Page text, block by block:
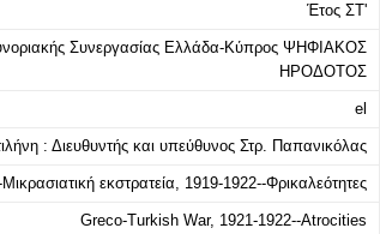
Έτος ΣΤ'
Συνεργασίας Ελλάδα-Κύπρος ΨΗΦΙΑΚΟΣ
ΗΡΟΔΟΤΟΣ
el
: Διευθυντής και υπεύθυνος Στρ. Παπανικόλας
εκστρατεία, 1919-1922--Φρικαλεότητες
Greco-Turkish War, 1921-1922--Atrocities